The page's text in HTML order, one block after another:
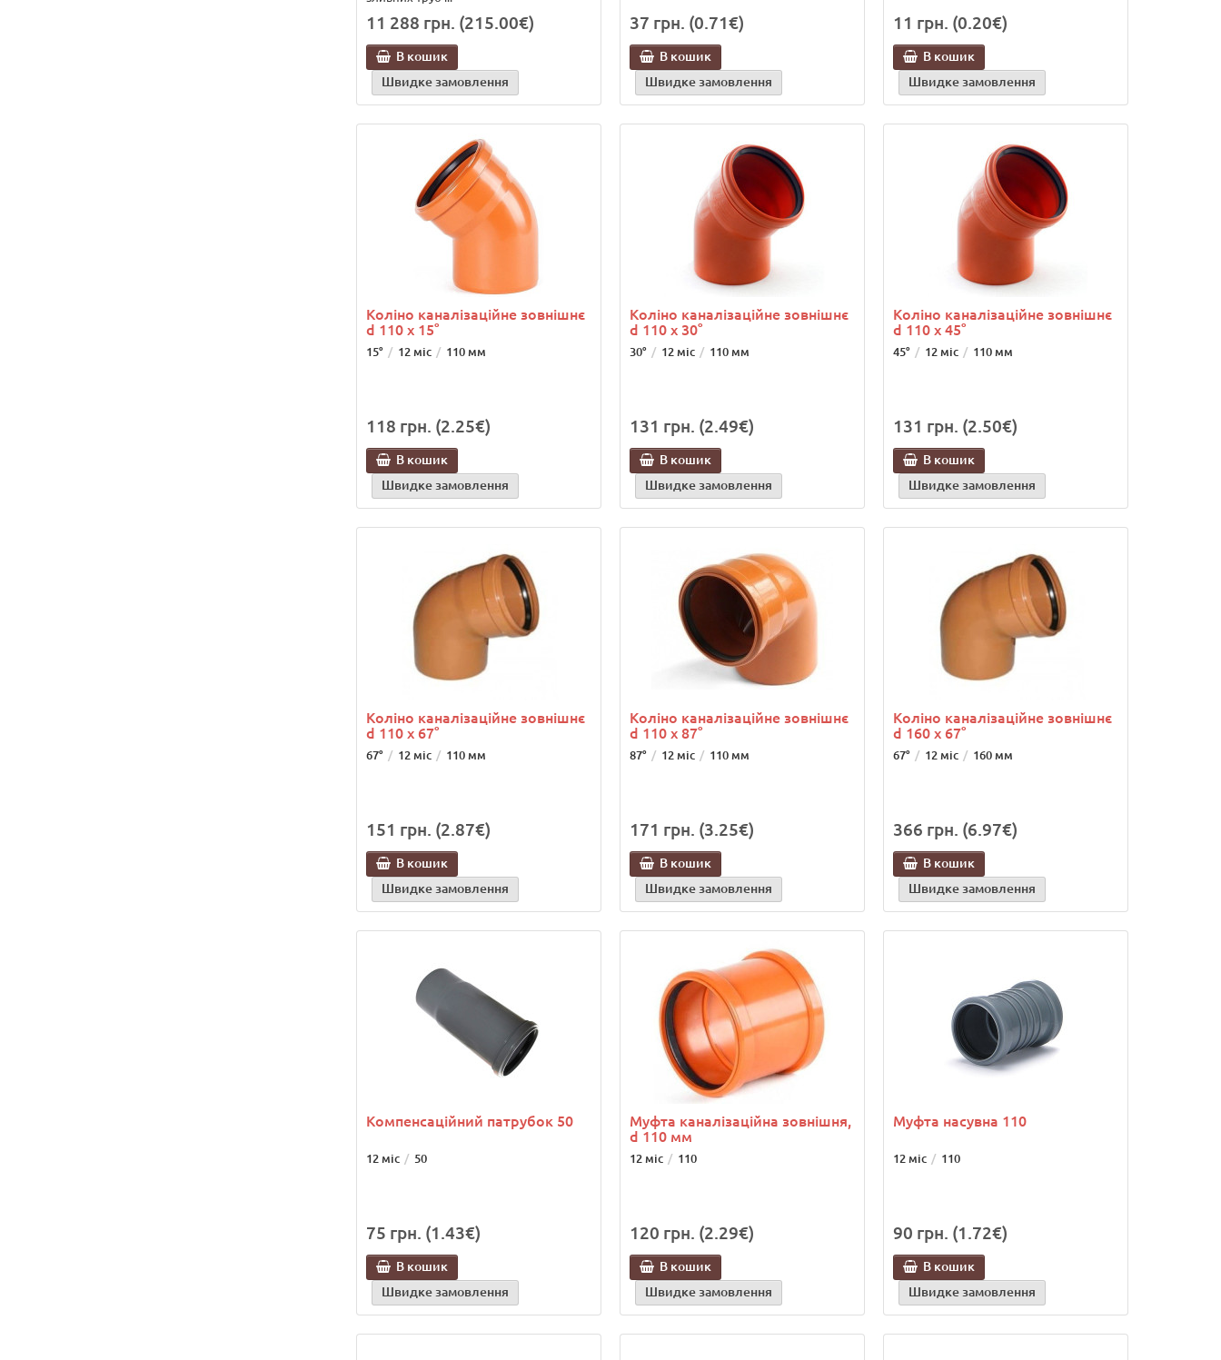
11 288 грн. (215.00€)
В кошик
Швидке замовлення
37 грн. (0.71€)
В кошик
Швидке замовлення
11 грн. (0.20€)
В кошик
Швидке замовлення
Коліно каналізаційне зовнішнє
d 110 x 15°
15° 12 міс 110 мм
118 грн. (2.25€)
В кошик
Швидке замовлення
Коліно каналізаційне зовнішнє
d 110 x 30°
30° 12 міс 110 мм
131 грн. (2.49€)
В кошик
Швидке замовлення
Коліно каналізаційне зовнішнє
d 110 x 45°
45° 12 міс 110 мм
131 грн. (2.50€)
В кошик
Швидке замовлення
Коліно каналізаційне зовнішнє
d 110 x 67°
67° 12 міс 110 мм
151 грн. (2.87€)
В кошик
Швидке замовлення
Коліно каналізаційне зовнішнє
d 110 x 87°
87° 12 міс 110 мм
171 грн. (3.25€)
В кошик
Швидке замовлення
Коліно каналізаційне зовнішнє
d 160 x 67°
67° 12 міс 160 мм
366 грн. (6.97€)
В кошик
Швидке замовлення
Компенсаційний патрубок 50
12 міс 50
75 грн. (1.43€)
В кошик
Швидке замовлення
Муфта каналізаційна зовнішня,
d 110 мм
12 міс 110
120 грн. (2.29€)
В кошик
Швидке замовлення
Муфта насувна 110
12 міс 110
90 грн. (1.72€)
В кошик
Швидке замовлення